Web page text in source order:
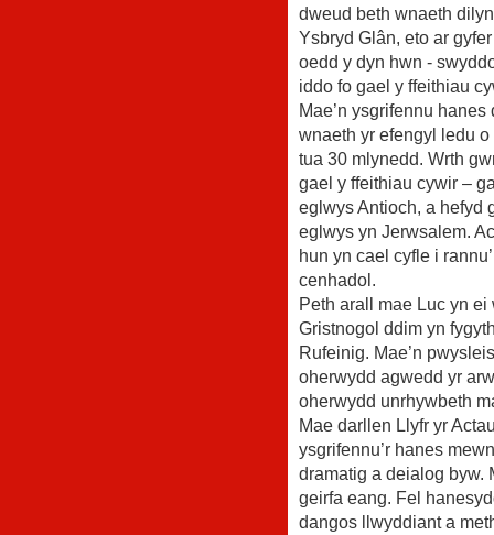
dweud beth wnaeth
Ysbryd Glân, eto ar
oedd y dyn hwn -
iddo fo gael y ffeithiau
Mae’n ysgrifennu hanes
wnaeth yr efengyl ledu
tua 30 mlynedd. Wrth
gael y ffeithiau cywir –
eglwys Antioch, a hefyd
eglwys yn Jerwsalem.
hun yn cael cyfle i
cenhadol.
Peth arall mae Luc yn
Gristnogol ddim yn
Rufeinig. Mae’n
oherwydd agwedd yr
oherwydd unrhywbeth
Mae darllen Llyfr yr
ysgrifennu’r hanes
dramatig a deialog byw.
geirfa eang. Fel
dangos llwyddiant a